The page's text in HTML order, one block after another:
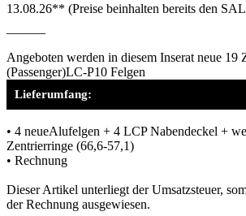
13.08.26** (Preise beinhalten bereits den
Angeboten werden in diesem Inserat neue 19
(Passenger)LC-P10 Felgen
Lieferumfang:
• 4 neueAlufelgen + 4 LCP Nabendeckel +
Zentrierringe (66,6-57,1)
• Rechnung
Dieser Artikel unterliegt der Umsatzsteuer,
der Rechnung ausgewiesen.